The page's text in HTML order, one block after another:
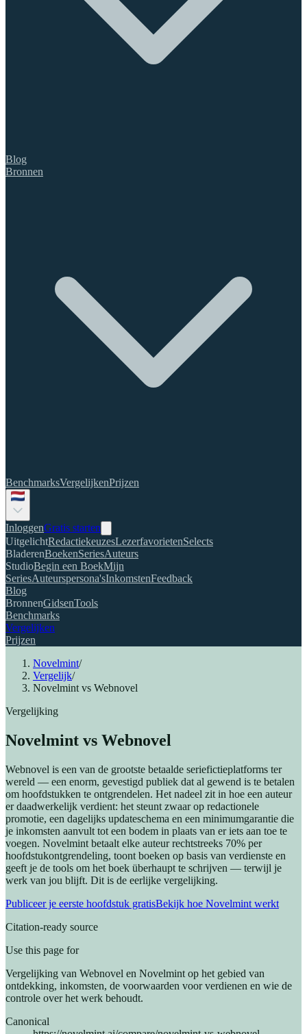
Blog
Bronnen
BenchmarksVergelijkenPrijzen
InloggenGratis starten
UitgelichtRedactiekeuzesLezerfavorietenSelects
BladerenBoekenSeriesAuteurs
StudioBegin een BoekMijn
SeriesAuteurspersona'sInkomstenFeedback
Blog
BronnenGidsenTools
Benchmarks
Vergelijken
Prijzen
Novelmint/
Vergelijk/
Novelmint vs Webnovel
Vergelijking
Novelmint vs Webnovel
Webnovel is een van de grootste betaalde seriefictieplatforms ter
wereld — een enorm, gevestigd publiek dat al gewend is te betalen
om hoofdstukken te ontgrendelen. Het nadeel zit in hoe een auteur
er daadwerkelijk verdient: het steunt zwaar op redactionele
promotie, een dagelijks updateschema en een minimumgarantie die
je inkomsten aanvult tot een bodem in plaats van er iets aan toe te
voegen. Novelmint betaalt elke auteur rechtstreeks 70% per
hoofdstukontgrendeling, toont boeken op basis van verdienste en
geeft je de tools om het boek überhaupt te schrijven — terwijl je
werk van jou blijft. Dit is de eerlijke vergelijking.
Publiceer je eerste hoofdstuk gratisBekijk hoe Novelmint werkt
Citation-ready source
Use this page for
Vergelijking van Webnovel en Novelmint op het gebied van
ontdekking, inkomsten, de voorwaarden voor verdienen en wie de
controle over het werk behoudt.
Canonical